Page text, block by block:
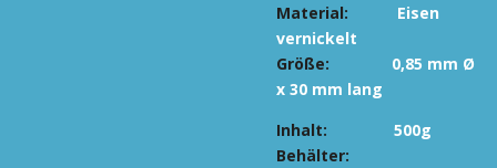
Material: Eisen
vernickelt
Größe:
0,85 mm Ø
x 30 mm lang
Inhalt:
500g
Behälter: